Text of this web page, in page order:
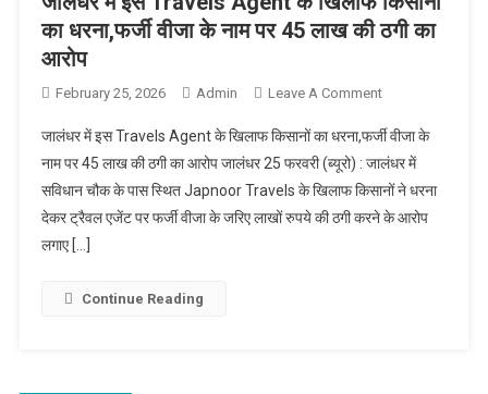
का धरना,फर्जी वीजा के नाम पर 45 लाख की ठगी का
आरोप
February 25, 2026 Admin Leave A CommentOn जालंधर में
Agent के
खिलाफ किसानों
का धरना,फर्जी
वीजा के नाम पर
जालंधर में इस Travels Agent के खिलाफ किसानों का धरना,फर्जी वीजा के
नाम पर 45 लाख की ठगी का आरोप जालंधर 25 फरवरी (ब्यूरो) : जालंधर में
सविधान चौक के पास स्थित Japnoor Travels के खिलाफ किसानों ने धरना
देकर ट्रैवल एजेंट पर फर्जी वीजा के जरिए लाखों रुपये की ठगी करने के आरोप
लगाए […]
Continue Reading